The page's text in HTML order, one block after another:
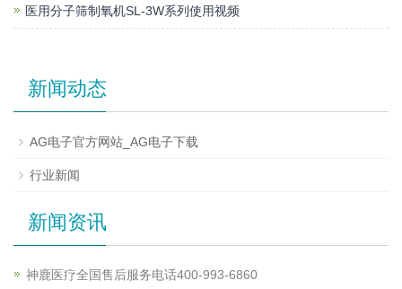
医用分子筛制氧机SL-3W系列使用视频
新闻动态
AG电子官方网站_AG电子下载
行业新闻
新闻资讯
神鹿医疗全国售后服务电话400-993-6860